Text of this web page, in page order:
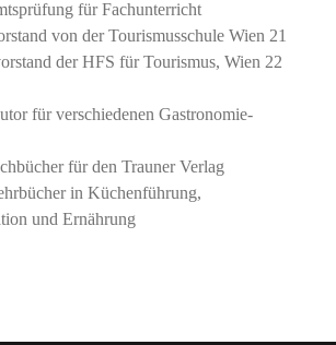
für Fachunterricht
von der Tourismusschule Wien 21
der HFS für Tourismus, Wien 22
für verschiedenen Gastronomie-
für den Trauner Verlag
in Küchenführung,
und Ernährung